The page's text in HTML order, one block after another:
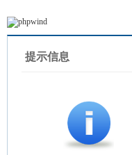
提示信息